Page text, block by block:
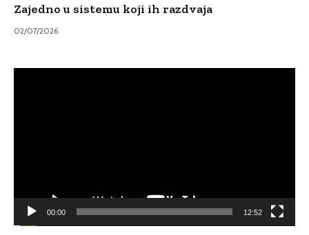
Zajedno u sistemu koji ih razdvaja
02/07/2026
00:00 12:52